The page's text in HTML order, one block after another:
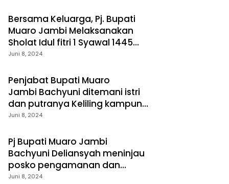
Bersama Keluarga, Pj. Bupati
Muaro Jambi Melaksanakan
Sholat Idul fitri 1 Syawal 1445
Hijriah di Masjid Agung Al Abror
Juni 8, 2024
Penjabat Bupati Muaro
Jambi Bachyuni ditemani istri
dan putranya Keliling kampung
menemui sejumlah warga
paket sembako
Juni 8, 2024
Pj Bupati Muaro Jambi
Bachyuni Deliansyah meninjau
posko pengamanan dan
pelayanan mudik Lebaran 1445
Juni 8, 2024